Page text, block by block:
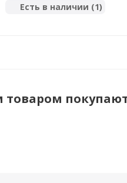
Есть в наличии (1)
товаром